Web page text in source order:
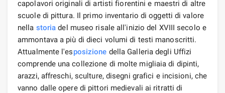
capolavori originali di artisti fiorentini e maestri di altre
scuole di pittura. Il primo inventario di oggetti di valore
nella storia del museo risale all'inizio del XVIII secolo e
ammontava a più di dieci volumi di testi manoscritti.
Attualmente l'esposizione della Galleria degli Uffizi
comprende una collezione di molte migliaia di dipinti,
arazzi, affreschi, sculture, disegni grafici e incisioni, che
vanno dalle opere di pittori medievali ai ritratti di